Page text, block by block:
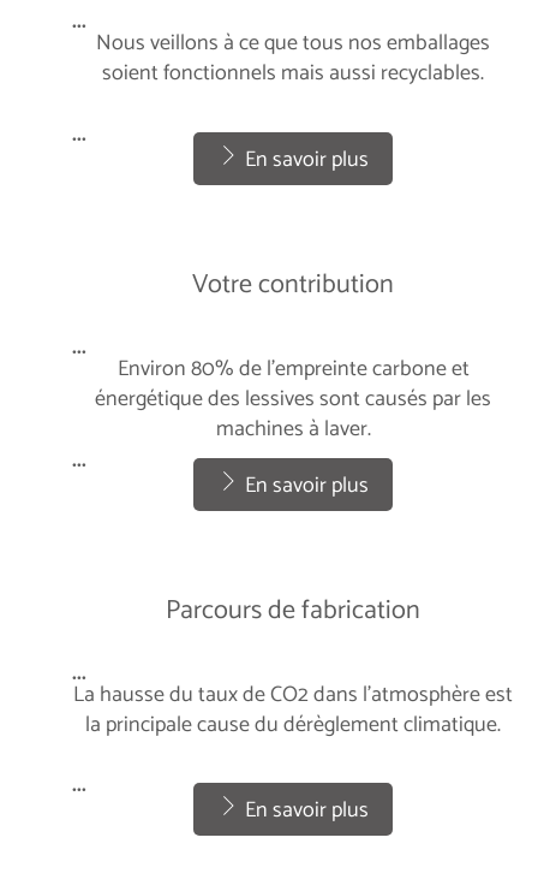
...
Nous veillons à ce que tous nos emballages
soient fonctionnels mais aussi recyclables.
...
En savoir plus
Votre contribution
...
Environ 80% de l’empreinte carbone et
énergétique des lessives sont causés par les
machines à laver.
...
En savoir plus
Parcours de fabrication
...
La hausse du taux de CO2 dans l’atmosphère est
la principale cause du dérèglement climatique.
...
En savoir plus